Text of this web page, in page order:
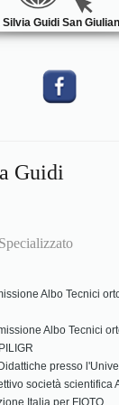
Guidi San
Guidi
Albo Tecnici
Albo Tecnici
presso
società scientifica